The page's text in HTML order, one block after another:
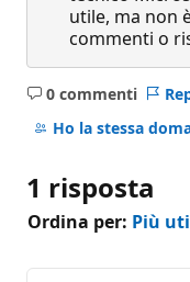
utile, ma non
commenti o
0 commenti
Nessun
commento
Ho la stessa
1 risposta
Ordina per: Più